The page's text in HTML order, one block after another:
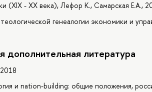
(XIX - XX века), Лефор К., Самарская Е.А.,
генеалогии экономики и
дополнительная литература
и nation-building: общие положения,